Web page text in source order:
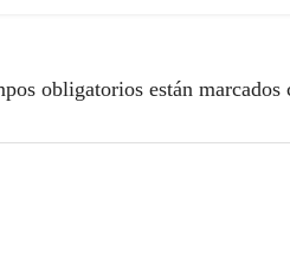
obligatorios están marcados